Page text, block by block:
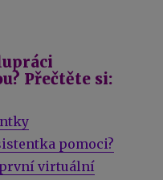
Přečtěte si:
pomoci?
první virtuální